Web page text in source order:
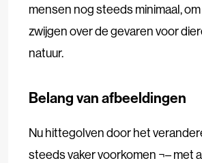
mensen nog steeds minimaal,
zwijgen over de gevaren voor
natuur.
Belang van afbeeldingen
Nu hittegolven door het
steeds vaker voorkomen ¬– met